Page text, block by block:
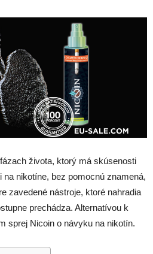
života, ktorý má skúsenosti
nikotíne, bez pomocnú znamená,
zavedené nástroje, ktoré nahradia
prechádza. Alternatívou k
sprej Nicoin o návyku na nikotín.